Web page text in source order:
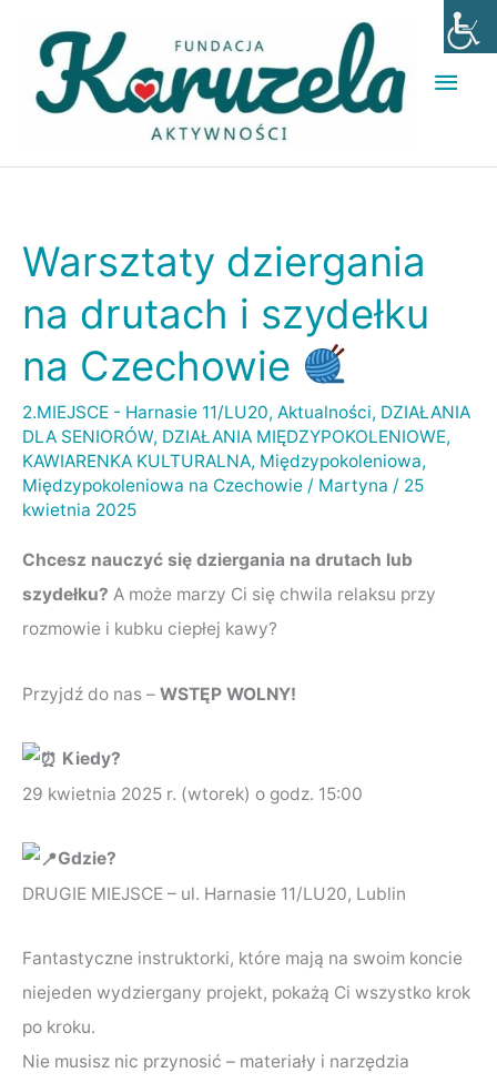
treści
Warsztaty dziergania
na drutach i szydełku
na Czechowie
2.MIEJSCE - Harnasie 11/LU20, Aktualności, DZIAŁANIA
DLA SENIORÓW, DZIAŁANIA MIĘDZYPOKOLENIOWE,
KAWIARENKA KULTURALNA, Międzypokoleniowa,
Międzypokoleniowa na Czechowie / Martyna / 25
kwietnia 2025
Chcesz nauczyć się dziergania na drutach lub
szydełku? A może marzy Ci się chwila relaksu przy
rozmowie i kubku ciepłej kawy?
Przyjdź do nas – WSTĘP WOLNY!
Kiedy?
29 kwietnia 2025 r. (wtorek) o godz. 15:00
Gdzie?
DRUGIE MIEJSCE – ul. Harnasie 11/LU20, Lublin
Fantastyczne instruktorki, które mają na swoim koncie
niejeden wydziergany projekt, pokażą Ci wszystko krok
po kroku.
Nie musisz nic przynosić – materiały i narzędzia
Warsztaty
na
drutach
szydełku
na
Czechowie